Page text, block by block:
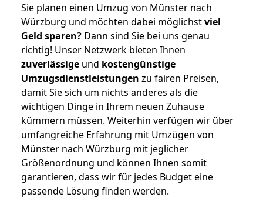
Sie planen einen Umzug von Münster nach
Würzburg und möchten dabei möglichstviel
Geld sparen? Dann sind Sie bei uns genau
richtig! Unser Netzwerk bieten Ihnen
zuverlässige und kostengünstige
Umzugsdienstleistungen zu fairen Preisen,
damit Sie sich um nichts anderes als die
wichtigen Dinge in Ihrem neuen Zuhause
kümmern müssen. Weiterhin verfügen wir über
umfangreiche Erfahrung mit Umzügen von
Münster nach Würzburg mit jeglicher
Größenordnung und können Ihnen somit
garantieren, dass wir für jedes Budget eine
passende Lösung finden werden.